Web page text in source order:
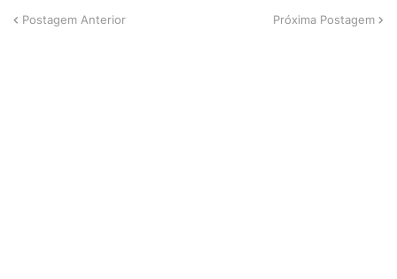
Postagem Anterior Próxima Postagem